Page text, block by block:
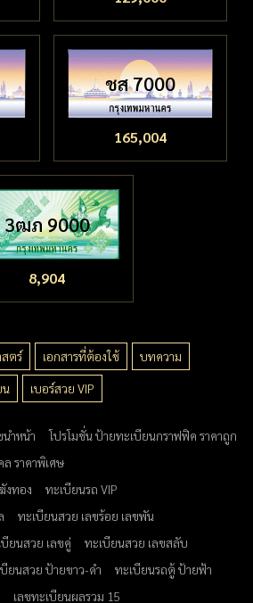
ชส 7000
165,004
3ฒภ 9000
8,904
สตร์ เอกสารที่ต้องใช้
บทความ
น
เบอร์สวย VIP
นำหน้า
โปรโมชั่น ป้ายทะเบียนกราฟฟิค ราคาถูก
ราคาพิเศษ
งทอง
ทะเบียนรถ VIP
ทะเบียนสวย เลขร้อย เลขพัน
ยนสวย เลขคู่
ทะเบียนสวย เลขสลับ
ยนสวย ป้ายขาว-ดำ
ทะเบียนรถตู้ ป้ายฟ้า
เลขทะเบียนผลรวม 15